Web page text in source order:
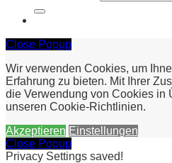
Close Popup
Wir verwenden Cookies, um
Erfahrung zu bieten. Mit Ihrer
die Verwendung von Cookies in
unseren Cookie-Richtlinien.
Akzeptieren Einstellungen
Close Popup
Privacy Settings saved!